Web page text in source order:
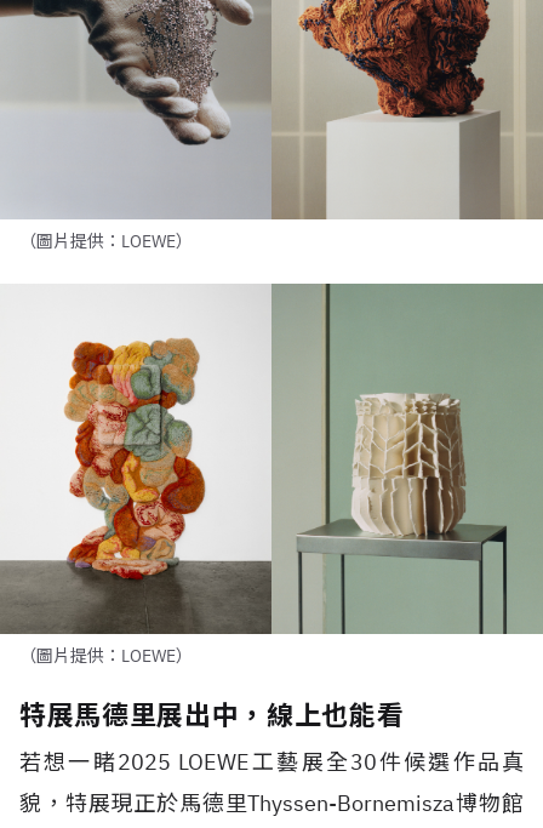
（圖片提供：LOEWE）
（圖片提供：LOEWE）
特展馬德里展出中，線上也能看
若想一睹2025 LOEWE工藝展全30件候選作品真
貌，特展現正於馬德里Thyssen-Bornemisza博物館